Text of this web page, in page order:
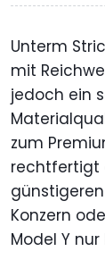
Unterm
mit
jedoch ein
zum
rechtfertigt
Konzern
Model Y